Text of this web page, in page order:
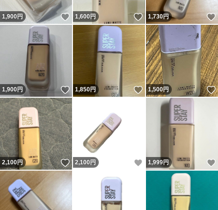
1,900円 いいね！
1,600円 いいね！
1,730円
1,900円 いいね！
1,850円 いいね！
1,500円
2,100円 いいね！
2,100 円 いいね！
1,999円